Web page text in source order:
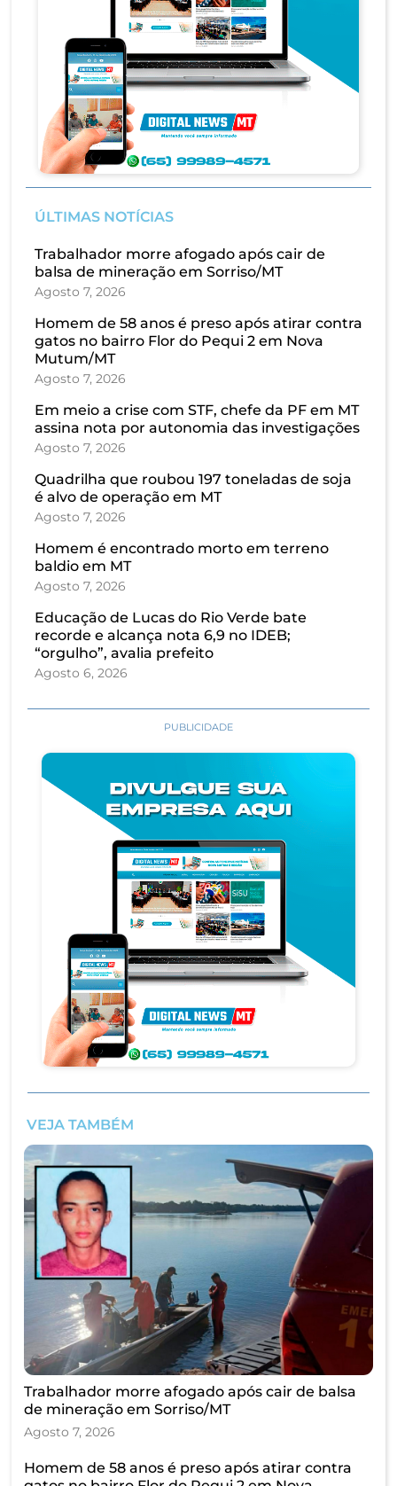
ÚLTIMAS NOTÍCIAS
Trabalhador morre afogado após cair de
balsa de mineração em Sorriso/MT
Agosto 7, 2026
Homem de 58 anos é preso após atirar contra
gatos no bairro Flor do Pequi 2 em Nova
Mutum/MT
Agosto 7, 2026
Em meio a crise com STF, chefe da PF em MT
assina nota por autonomia das investigações
Agosto 7, 2026
Quadrilha que roubou 197 toneladas de soja
é alvo de operação em MT
Agosto 7, 2026
Homem é encontrado morto em terreno
baldio em MT
Agosto 7, 2026
Educação de Lucas do Rio Verde bate
recorde e alcança nota 6,9 no IDEB;
“orgulho”, avalia prefeito
Agosto 6, 2026
PUBLICIDADE
VEJA TAMBÉM
Trabalhador morre afogado após cair de balsa
de mineração em Sorriso/MT
Agosto 7, 2026
Homem de 58 anos é preso após atirar contra